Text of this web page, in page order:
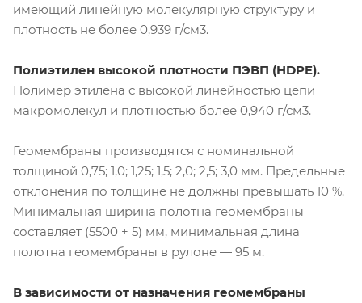
имеющий линейную молекулярную структуру и
плотность не более 0,939 г/см3.
Полиэтилен высокой плотности ПЭВП (HDPE).
Полимер этилена с высокой линейностью цепи
макромолекул и плотностью более 0,940 г/см3.
Геомембраны производятся с номинальной
толщиной 0,75; 1,0; 1,25; 1,5; 2,0; 2,5; 3,0 мм. Предельные
отклонения по толщине не должны превышать 10 %.
Минимальная ширина полотна геомембраны
составляет (5500 + 5) мм, минимальная длина
полотна геомембраны в рулоне — 95 м.
В зависимости от назначения геомембраны